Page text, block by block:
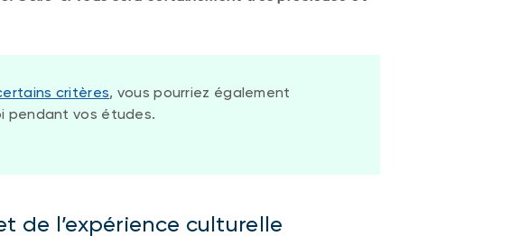
critères, vous pourriez également
pendant vos études.
de l’expérience culturelle